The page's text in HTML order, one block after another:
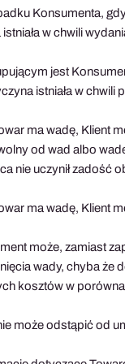
Konsumenta,
w chwili
jest
istniała w
ma wadę, Klient
od wad albo
nie uczynił zadość
ma wadę, Klient
może, zamiast
wady, chyba że
kosztów w
może odstąpić od